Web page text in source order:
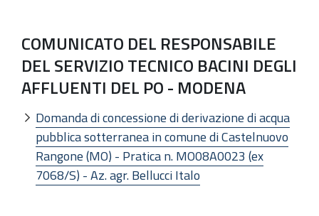
COMUNICATO DEL RESPONSABILE
DEL SERVIZIO TECNICO BACINI DEGLI
AFFLUENTI DEL PO - MODENA
Domanda di concessione di derivazione di acqua
pubblica sotterranea in comune di Castelnuovo
Rangone (MO) - Pratica n. MO08A0023 (ex
7068/S) - Az. agr. Bellucci Italo